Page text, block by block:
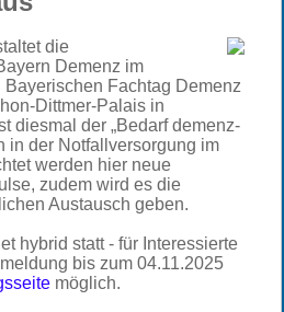
die
Demenz im
Bayerischen Fachtag Demenz
Dittmer-Palais in
diesmal der „Bedarf demenz-
in der Notfallversorgung im
werden hier neue
zudem wird es die
Austausch geben.
hybrid statt - für Interessierte
bis zum 04.11.2025
möglich.